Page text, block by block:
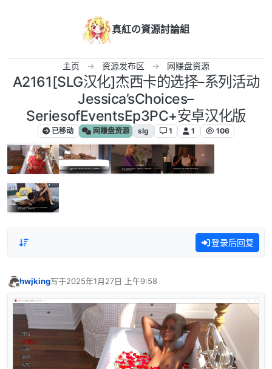
真紅の資源討論組
主页 资源发布区 网赚盘资源
A2161[SLG汉化]杰西卡的选择–系列活动
Jessica’sChoices–
SeriesofEventsEp3PC+安卓汉化版
已移动 网赚盘资源 slg 1 1 106
登录后回复
hwjking写于2025年1月27日 上午9:58
最后由 编辑